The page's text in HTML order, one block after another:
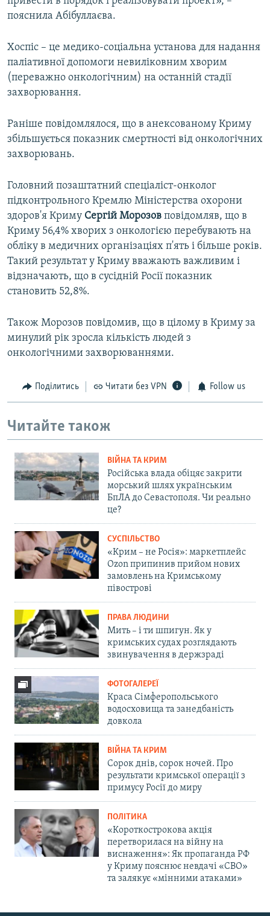
пояснила Абібуллаєва.
Хоспіс – це медико-соціальна установа для надання
паліативної допомоги невиліковним хворим
(переважно онкологічним) на останній стадії
захворювання.
Раніше повідомлялося, що в анексованому Криму
збільшується показник смертності від онкологічних
захворювань.
Головний позаштатний спеціаліст-онколог
підконтрольного Кремлю Міністерства охорони
здоров'я Криму Сергій Морозов повідомляв, що в
Криму 56,4% хворих з онкологією перебувають на
обліку в медичних організаціях п'ять і більше років.
Такий результат у Криму вважають важливим і
відзначають, що в сусідній Росії показник
становить 52,8%.
Також Морозов повідомив, що в цілому в Криму за
минулий рік зросла кількість людей з
онкологічними захворюваннями.
Поділитись Читати без VPN Follow us
Читайте також
ВІЙНА ТА КРИМ
Російська влада обіцяє закрити
морський шлях українським
БпЛА до Севастополя. Чи реально
це?
СУСПІЛЬСТВО
«Крим – не Росія»: маркетплейс
Ozon припинив прийом нових
замовлень на Кримському
півострові
ПРАВА ЛЮДИНИ
Мить – і ти шпигун. Як у
кримських судах розглядають
звинувачення в держзраді
ФОТОГАЛЕРЕЇ
Краса Сімферопольського
водосховища та занедбаність
довкола
ВІЙНА ТА КРИМ
Сорок днів, сорок ночей. Про
результати кримської операції з
примусу Росії до миру
ПОЛІТИКА
«Короткострокова акція
перетворилася на війну на
виснаження»: Як пропаганда РФ
у Криму пояснює невдачі «СВО»
та залякує «мінними атаками»